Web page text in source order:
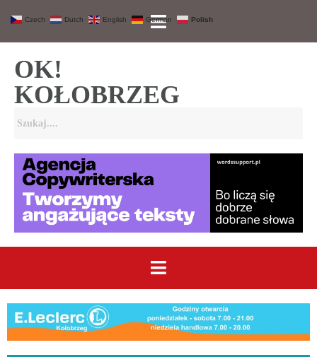
OK!
KOŁOBRZEG
Czech Dutch English German Polish